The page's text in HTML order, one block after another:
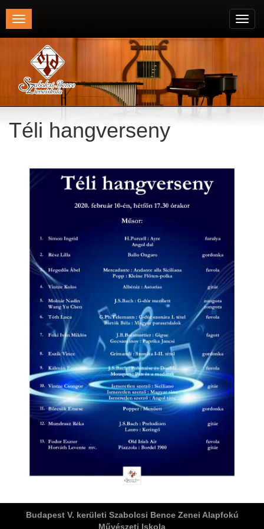
Toggle
navigation
Területi Válogatója
Téli hangverseny
Budapest V. kerületi Szabolcsi Bence Zenei Alapfokú
Művészeti Iskola